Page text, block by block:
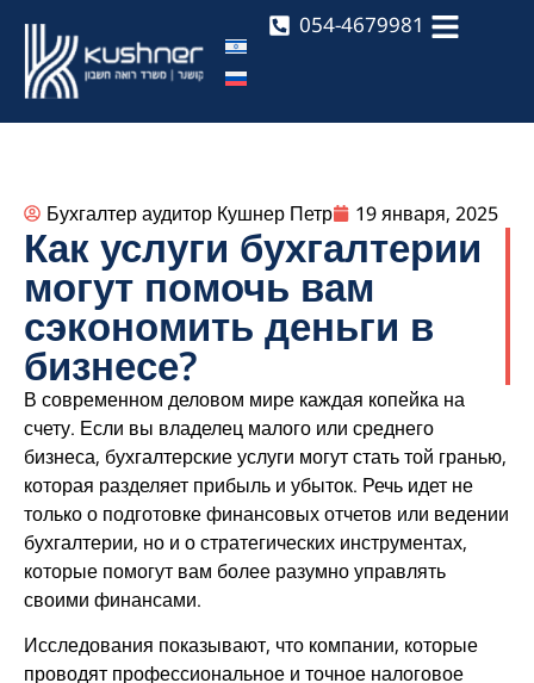
054-4679981
Бухгалтер аудитор Кушнер Петр 19 января, 2025
Как услуги бухгалтерии
могут помочь вам
сэкономить деньги в
бизнесе?
В современном деловом мире каждая копейка на
счету. Если вы владелец малого или среднего
бизнеса, бухгалтерские услуги могут стать той гранью,
которая разделяет прибыль и убыток. Речь идет не
только о подготовке финансовых отчетов или ведении
бухгалтерии, но и о стратегических инструментах,
которые помогут вам более разумно управлять
своими финансами.
Исследования показывают, что компании, которые
проводят профессиональное и точное налоговое